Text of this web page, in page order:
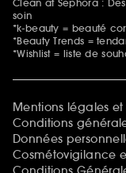
Clean at Sephora :
soin
*k-beauty = beauté
*Beauty Trends =
*Wishlist = liste de
Mentions légales et
Conditions
Données
Cosmétovigilance